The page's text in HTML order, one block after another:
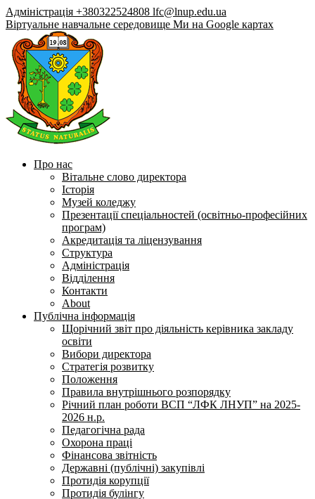
Адміністрація +380322524808 lfc@lnup.edu.ua
Віртуальне навчальне середовище Ми на Google картах
Про нас
Вітальне слово директора
Історія
Музей коледжу
Презентації спеціальностей (освітньо-професійних
програм)
Акредитація та ліцензування
Структура
Адміністрація
Відділення
Контакти
About
Публічна інформація
Щорічний звіт про діяльність керівника закладу
освіти
Вибори директора
Стратегія розвитку
Положення
Правила внутрішнього розпорядку
Річний план роботи ВСП “ЛФК ЛНУП” на 2025-
2026 н.р.
Педагогічна рада
Охорона праці
Фінансова звітність
Державні (публічні) закупівлі
Протидія корупції
Протидія булінгу